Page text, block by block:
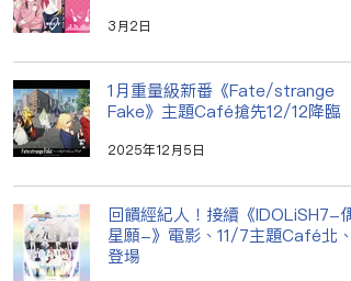
3月2日
1月重量級新番《Fate/strange
Fake》主題Café搶先12/12降臨
2025年12月5日
回饋經紀人！接續《IDOLiSH7-偶
星願-》電影、11/7主題Café北、
登場